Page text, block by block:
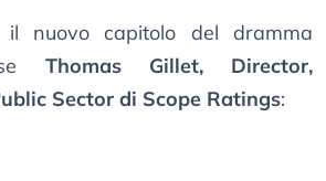
il nuovo capitolo del dramma
Thomas Gillet, Director,
Sector di Scope Ratings: